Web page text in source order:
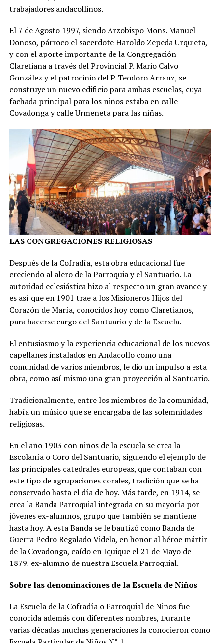
trabajadores andacollinos.
El 7 de Agosto 1997, siendo Arzobispo Mons. Manuel
Donoso, párroco el sacerdote Haroldo Zepeda Urquieta,
y con el aporte importante de la Congregación
Claretiana a través del Provincial P. Mario Calvo
González y el patrocinio del P. Teodoro Arranz, se
construye un nuevo edificio para ambas escuelas, cuya
fachada principal para los niños estaba en calle
Covadonga y calle Urmeneta para las niñas.
LAS CONGREGACIONES RELIGIOSAS
Después de la Cofradía, esta obra educacional fue
creciendo al alero de la Parroquia y el Santuario. La
autoridad eclesiástica hizo al respecto un gran avance y
es así que en 1901 trae a los Misioneros Hijos del
Corazón de María, conocidos hoy como Claretianos,
para hacerse cargo del Santuario y de la Escuela.
El entusiasmo y la experiencia educacional de los nuevos
capellanes instalados en Andacollo como una
comunidad de varios miembros, le dio un impulso a esta
obra, como así mismo una gran proyección al Santuario.
Tradicionalmente, entre los miembros de la comunidad,
había un músico que se encargaba de las solemnidades
religiosas.
En el año 1903 con niños de la escuela se crea la
Escolanía o Coro del Santuario, siguiendo el ejemplo de
las principales catedrales europeas, que contaban con
este tipo de agrupaciones corales, tradición que se ha
conservado hasta el día de hoy. Más tarde, en 1914, se
crea la Banda Parroquial integrada en su mayoría por
jóvenes ex-alumnos, grupo que también se mantiene
hasta hoy. A esta Banda se le bautizó como Banda de
Guerra Pedro Regalado Videla, en honor al héroe mártir
de la Covadonga, caído en Iquique el 21 de Mayo de
1879, ex-alumno de nuestra Escuela Parroquial.
Sobre las denominaciones de la Escuela de Niños
La Escuela de la Cofradía o Parroquial de Niños fue
conocida además con diferentes nombres, Durante
varias décadas muchas generaciones la conocieron como